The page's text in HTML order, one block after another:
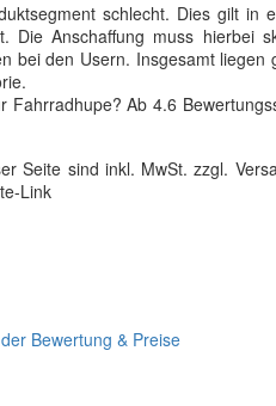
schlecht. Dies gilt in
Die Anschaffung muss hierbei
bei den Usern. Insgesamt liegen
Ab 4.6
Seite sind inkl. MwSt. zzgl.
Link
Bewertung & Preise